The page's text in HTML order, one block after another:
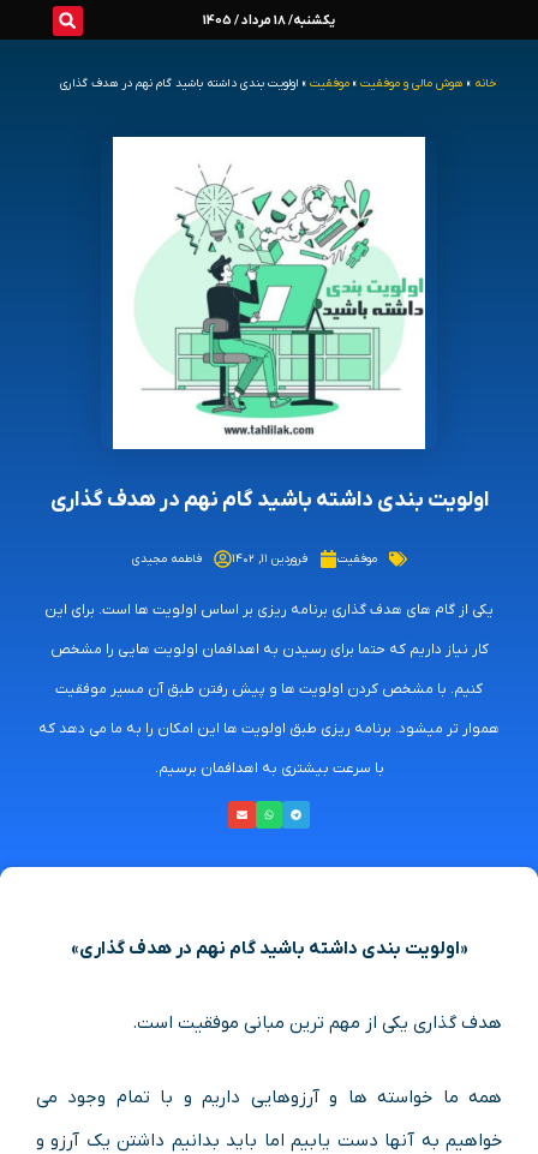
یکشنبه/ 18 مرداد / 1405
خانه » هوش مالی و موفقیت » موفقیت » اولویت بندی داشته باشید گام نهم در هدف گذاری
اولویت بندی داشته باشید گام نهم در هدف گذاری
موفقیت فروردین ۱۱, ۱۴۰۲ فاطمه مجیدی
یکی از گام های هدف گذاری برنامه ریزی بر اساس اولویت ها است. برای این
کار نیاز داریم که حتما برای رسیدن به اهدافمان اولویت هایی را مشخص
کنیم. با مشخص کردن اولویت ها و پیش رفتن طبق آن مسیر موفقیت
هموار تر میشود. برنامه ریزی طبق اولویت ها این امکان را به ما می دهد که
با سرعت بیشتری به اهدافمان برسیم.
«اولویت بندی داشته باشید گام نهم در هدف گذاری»
هدف گذاری یکی از مهم ترین مبانی موفقیت است.
همه ما خواسته ها و آرزوهایی داریم و با تمام وجود می
خواهیم به آنها دست یابیم اما باید بدانیم داشتن یک آرزو و